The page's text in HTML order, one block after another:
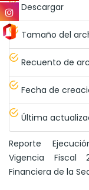
Descargar
Tamaño del
Recuento de
Fecha de
Última
Reporte
Vigencia Fiscal
Financiera de la